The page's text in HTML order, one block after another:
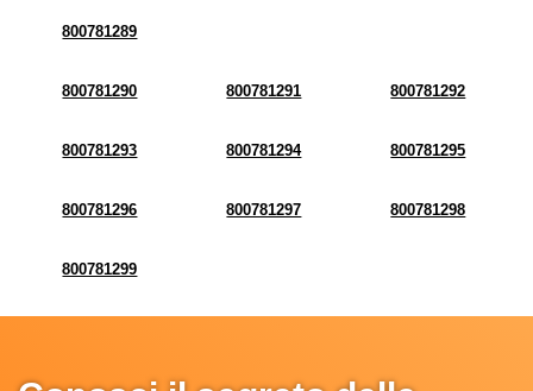
800781289
800781290 800781291 800781292
800781293 800781294 800781295
800781296 800781297 800781298
800781299